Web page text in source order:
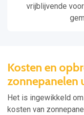
vrijblijvende
Kosten en
zonnepanelen
Het is ingewikkeld
kosten van